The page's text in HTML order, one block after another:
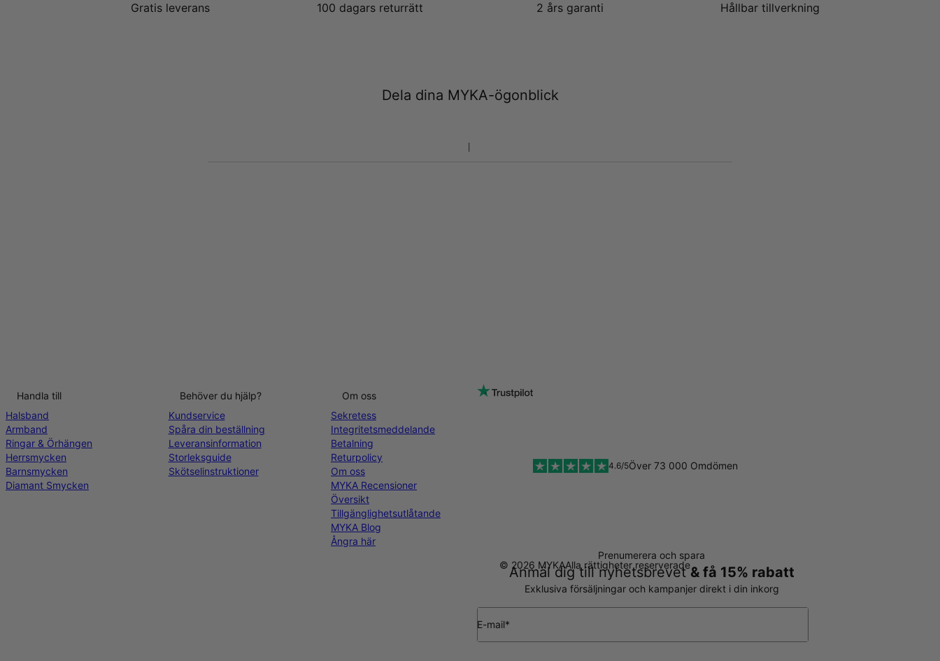
Gratis leverans 100 dagars returrätt 2 års garanti Hållbar tillverkning
Dela dina MYKA-ögonblick
Prenumerera och spara
Anmäl dig till nyhetsbrevet& få 15% rabatt
Exklusiva försäljningar och kampanjer direkt i din inkorg
E-mail*
Handla till
Halsband
Armband
Ringar & Örhängen
Herrsmycken
Barnsmycken
Diamant Smycken
Behöver du hjälp?
Kundservice
Spåra din beställning
Leveransinformation
Storleksguide
Skötselinstruktioner
Om oss
Sekretess
Integritetsmeddelande
Betalning
Returpolicy
Om oss
MYKA Recensioner
Översikt
Tillgänglighetsutlåtande
MYKA Blog
Ångra här
4.6/5Över 73 000 Omdömen
© 2026 MYKAAlla rättigheter reserverade